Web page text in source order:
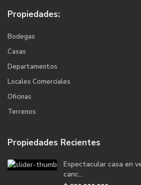
Propiedades:
Bodegas
Casas
Departamentos
Locales Comerciales
Oficinas
Terrenos
Propiedades Recientes
Espectacular casa en
canc...